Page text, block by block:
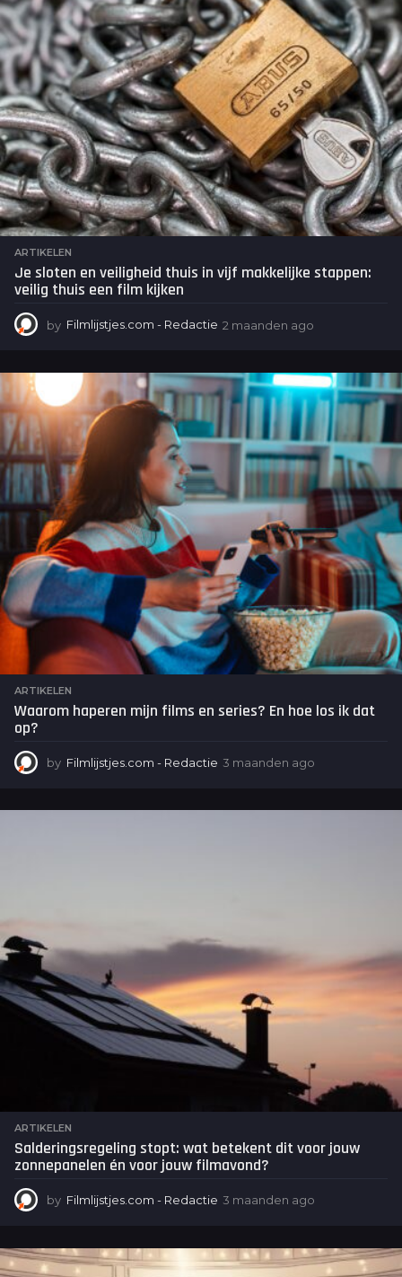
ARTIKELEN
Je sloten en veiligheid thuis in vijf makkelijke stappen:
veilig thuis een film kijken
by Filmlijstjes.com - Redactie 2 maanden ago
a
n
d
n
a
g
o
ARTIKELEN
Waarom haperen mijn films en series? En hoe los ik dat
op?
by Filmlijstjes.com - Redactie 3 maanden ago
a
ARTIKELEN
Salderingsregeling stopt: wat betekent dit voor jouw
zonnepanelen én voor jouw filmavond?
by Filmlijstjes.com - Redactie 3 maanden ago
a
n